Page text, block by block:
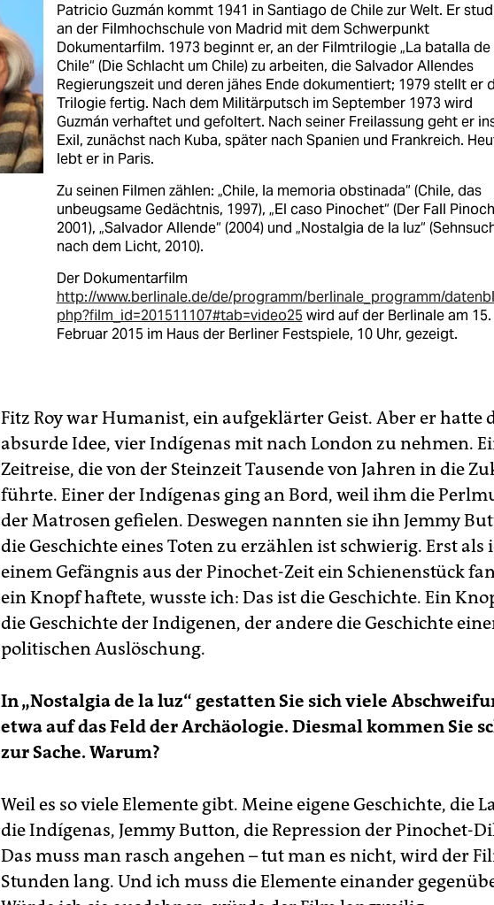
Patricio Guzmán kommt 1941 in Santiago de Chile zur Welt. Er
an der Filmhochschule von Madrid mit dem Schwerpunkt
Dokumentarfilm. 1973 beginnt er, an der Filmtrilogie „La batalla de
Chile“ (Die Schlacht um Chile) zu arbeiten, die Salvador Allendes
Regierungszeit und deren jähes Ende dokumentiert; 1979 stellt er
Trilogie fertig. Nach dem Militärputsch im September 1973 wird
Guzmán verhaftet und gefoltert. Nach seiner Freilassung geht er
Exil, zunächst nach Kuba, später nach Spanien und Frankreich.
lebt er in Paris.
Zu seinen Filmen zählen: „Chile, la memoria obstinada“ (Chile, das
unbeugsame Gedächtnis, 1997), „El caso Pinochet“ (Der Fall
2001), „Salvador Allende“ (2004) und „Nostalgia de la luz“
nach dem Licht, 2010).
Der Dokumentarfilm
http://www.berlinale.de/de/programm/berlinale_programm/
php?film_id=201511107#tab=video25 wird auf der Berlinale am 15.
Februar 2015 im Haus der Berliner Festspiele, 10 Uhr, gezeigt.
Fitz Roy war Humanist, ein aufgeklärter Geist. Aber er hatte
absurde Idee, vier Indígenas mit nach London zu nehmen.
Zeitreise, die von der Steinzeit Tausende von Jahren in die
führte. Einer der Indígenas ging an Bord, weil ihm die
der Matrosen gefielen. Deswegen nannten sie ihn Jemmy
die Geschichte eines Toten zu erzählen ist schwierig. Erst als
einem Gefängnis aus der Pinochet-Zeit ein Schienenstück
ein Knopf haftete, wusste ich: Das ist die Geschichte. Ein
die Geschichte der Indigenen, der andere die Geschichte
politischen Auslöschung.
In „Nostalgia de la luz“ gestatten Sie sich viele
etwa auf das Feld der Archäologie. Diesmal kommen Sie
zur Sache. Warum?
Weil es so viele Elemente gibt. Meine eigene Geschichte, die
die Indígenas, Jemmy Button, die Repression der Pinochet-
Das muss man rasch angehen – tut man es nicht, wird der
Stunden lang. Und ich muss die Elemente einander